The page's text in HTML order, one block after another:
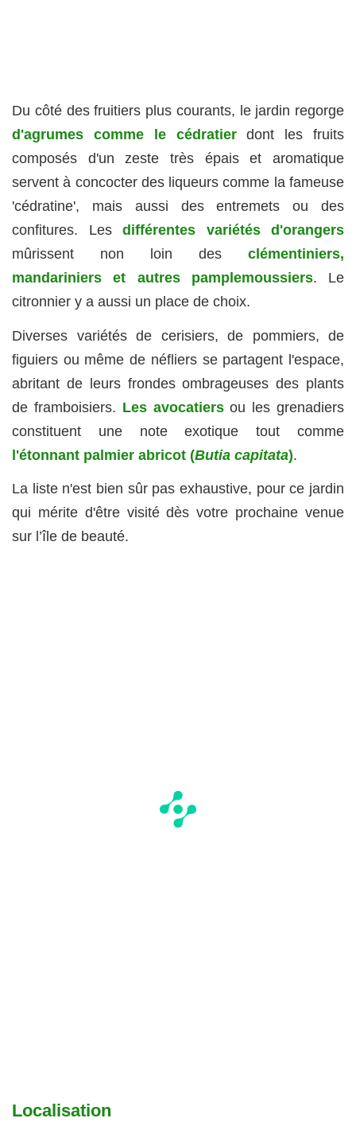
Du côté des fruitiers plus courants, le jardin regorge
d'agrumes comme le cédratierdont les fruits
composés d'un zeste très épais et aromatique
servent à concocter des liqueurs comme la fameuse
'cédratine', mais aussi des entremets ou des
confitures. Les différentes variétés d'orangers
mûrissent non loin des clémentiniers,
mandariniers et autres pamplemoussiers. Le
citronnier y a aussi un place de choix.
Diverses variétés de cerisiers, de pommiers, de
figuiers ou même de néfliers se partagent l'espace,
abritant de leurs frondes ombrageuses des plants
de framboisiers. Les avocatiersou les grenadiers
constituent une note exotique tout comme
l'étonnant palmier abricot (Butia capitata).
La liste n'est bien sûr pas exhaustive, pour ce jardin
qui mérite d'être visité dès votre prochaine venue
sur l’île de beauté.
Localisation